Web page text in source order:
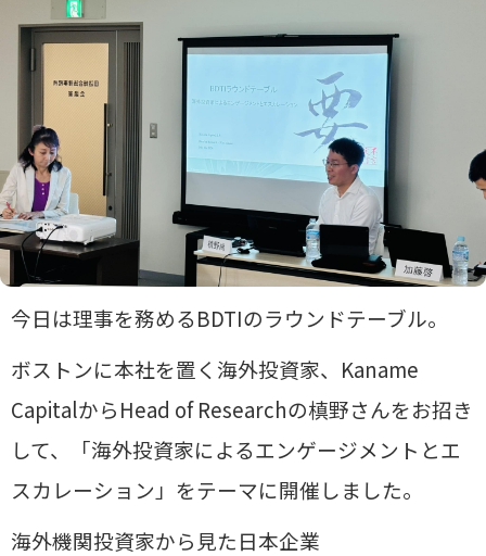
今日は理事を務めるBDTIのラウンドテーブル。
ボストンに本社を置く海外投資家、Kaname
CapitalからHead of Researchの槙野さんをお招き
して、「海外投資家によるエンゲージメントとエ
スカレーション」をテーマに開催しました。
海外機関投資家から見た日本企業